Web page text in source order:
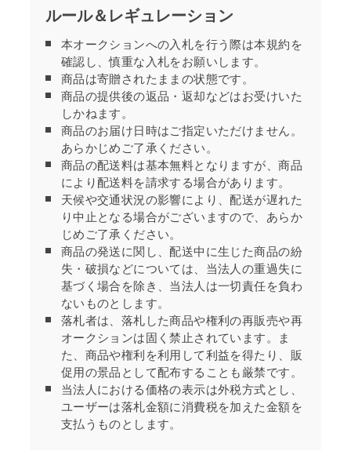
ルール＆レギュレーション
本オークションへの入札を行う際は本規約を
確認し、慎重な入札をお願いします。
商品は寄贈されたままの状態です。
商品の提供後の返品・返却などはお受けいた
しかねます。
商品のお届け日時はご指定いただけません。
あらかじめご了承ください。
商品の配送料は基本無料となりますが、商品
により配送料を請求する場合があります。
天候や交通状況の影響により、配送が遅れた
り中止となる場合がございますので、あらか
じめご了承ください。
商品の発送に関し、配送中に生じた商品の紛
失・破損などについては、当法人の重過失に
基づく場合を除き、当法人は一切責任を負わ
ないものとします。
落札者は、落札した商品や権利の再販売や再
オークションは固く禁止されています。ま
た、商品や権利を利用して利益を得たり、販
促用の景品として配布することも厳禁です。
当法人における価格の表示は外税方式とし、
ユーザーは落札金額に消費税を加えた金額を
支払うものとします。